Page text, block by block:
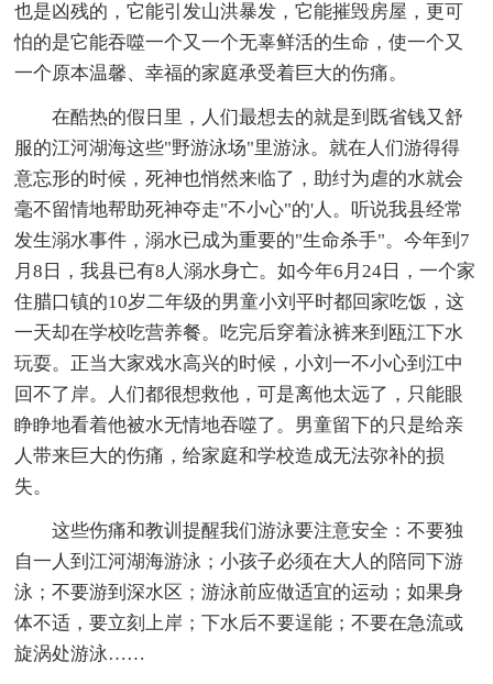
也是凶残的，它能引发山洪暴发，它能摧毁房屋，更可
怕的是它能吞噬一个又一个无辜鲜活的生命，使一个又
一个原本温馨、幸福的家庭承受着巨大的伤痛。
在酷热的假日里，人们最想去的就是到既省钱又舒
服的江河湖海这些"野游泳场"里游泳。就在人们游得得
意忘形的时候，死神也悄然来临了，助纣为虐的水就会
毫不留情地帮助死神夺走"不小心"的'人。听说我县经常
发生溺水事件，溺水已成为重要的"生命杀手"。今年到7
月8日，我县已有8人溺水身亡。如今年6月24日，一个家
住腊口镇的10岁二年级的男童小刘平时都回家吃饭，这
一天却在学校吃营养餐。吃完后穿着泳裤来到瓯江下水
玩耍。正当大家戏水高兴的时候，小刘一不小心到江中
回不了岸。人们都很想救他，可是离他太远了，只能眼
睁睁地看着他被水无情地吞噬了。男童留下的只是给亲
人带来巨大的伤痛，给家庭和学校造成无法弥补的损
失。
这些伤痛和教训提醒我们游泳要注意安全：不要独
自一人到江河湖海游泳；小孩子必须在大人的陪同下游
泳；不要游到深水区；游泳前应做适宜的运动；如果身
体不适，要立刻上岸；下水后不要逞能；不要在急流或
旋涡处游泳……